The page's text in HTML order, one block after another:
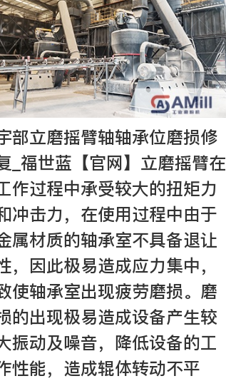
部立磨摇臂轴轴承位磨损修
_福世蓝【官网】立磨摇臂在
作过程中承受较大的扭矩力
冲击力，在使用过程中由于
属材质的轴承室不具备退让
，因此极易造成应力集中，
使轴承室出现疲劳磨损。磨
的出现极易造成设备产生较
振动及噪音，降低设备的工
性能，造成辊体转动不平